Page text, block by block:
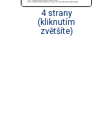
4 strany
(kliknutím
zvětšíte)